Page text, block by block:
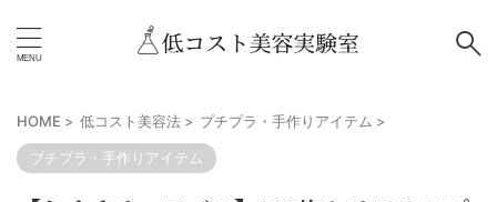
HOME > 低コスト美容法 > プチプラ・手作りアイテム >
プチプラ・手作りアイテム